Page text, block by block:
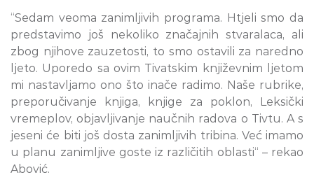
“Sedam veoma zanimljivih programa. Htjeli smo da
predstavimo još nekoliko značajnih stvaralaca, ali
zbog njihove zauzetosti, to smo ostavili za naredno
ljeto. Uporedo sa ovim Tivatskim književnim ljetom
mi nastavljamo ono što inače radimo. Naše rubrike,
preporučivanje knjiga, knjige za poklon, Leksički
vremeplov, objavljivanje naučnih radova o Tivtu. A s
jeseni će biti još dosta zanimljivih tribina. Već imamo
u planu zanimljive goste iz različitih oblasti“ – rekao
Abović.